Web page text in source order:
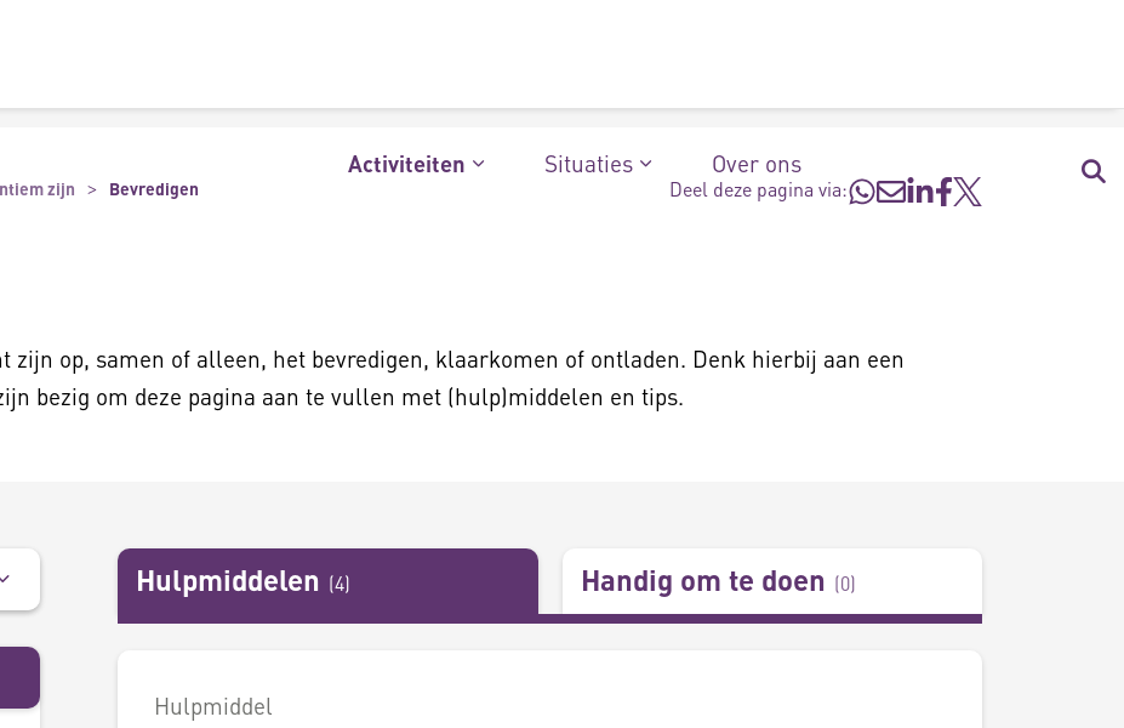
Activiteiten Situaties Over ons
Deel deze pagina via:
zijn Bevredigen
zijn op, samen of alleen, het bevredigen, klaarkomen of ontladen. Denk hierbij aan een
bezig om deze pagina aan te vullen met (hulp)middelen en tips.
Hulpmiddelen (4) Handig om te doen (0)
Hulpmiddel